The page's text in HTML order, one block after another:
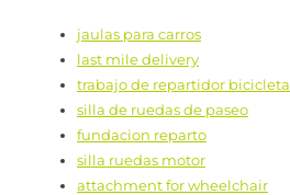
jaulas para carros
last mile delivery
trabajo de repartidor bicicleta
silla de ruedas de paseo
fundacion reparto
silla ruedas motor
attachment for wheelchair